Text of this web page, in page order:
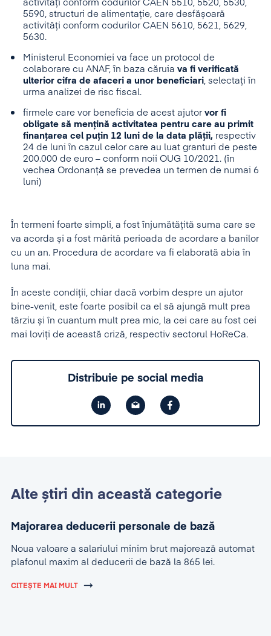
activități conform codurilor CAEN 5510, 5520, 5530,
5590, structuri de alimentație, care desfășoară
activități conform codurilor CAEN 5610, 5621, 5629,
5630.
Ministerul Economiei va face un protocol de
colaborare cu ANAF, în baza căruia va fi verificată
ulterior cifra de afaceri a unor beneficiari , selectați în
urma analizei de risc fiscal.
firmele care vor beneficia de acest ajutor vor fi
obligate să mențină activitatea pentru care au primit
finanțarea cel puțin 12 luni de la data plății, respectiv
24 de luni în cazul celor care au luat granturi de peste
200.000 de euro – conform noii OUG 10/2021. (în
vechea Ordonanță se prevedea un termen de numai 6
luni)
În termeni foarte simpli, a fost înjumătățită suma care se
va acorda și a fost mărită perioada de acordare a banilor
cu un an. Procedura de acordare va fi elaborată abia în
luna mai.
În aceste condiții, chiar dacă vorbim despre un ajutor
bine-venit, este foarte posibil ca el să ajungă mult prea
târziu și în cuantum mult prea mic, la cei care au fost cei
mai loviți de această criză, respectiv sectorul HoReCa.
Distribuie pe social media
Alte știri din această categorie
Majorarea deducerii personale de bază
Noua valoare a salariului minim brut majorează automat
plafonul maxim al deducerii de bază la 865 lei.
CITEȘTE MAI MULT